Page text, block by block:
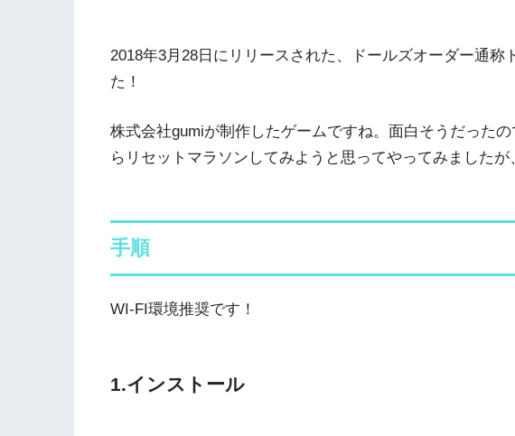
2018年3月28日にリリースされた、ドールズオーダー通称
た！
株式会社gumiが制作したゲームですね。面白そうだった
らリセットマラソンしてみようと思ってやってみました
手順
WI-FI環境推奨です！
1.インストール